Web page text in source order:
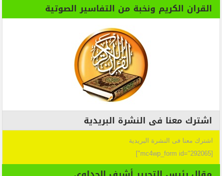
القران الكريم ونخبة من التفاسير الصوتية
اشترك معنا فى النشرة البريدية
اشترك معنا فى النشرة البريدية
[mc4wp_form id="292065"]